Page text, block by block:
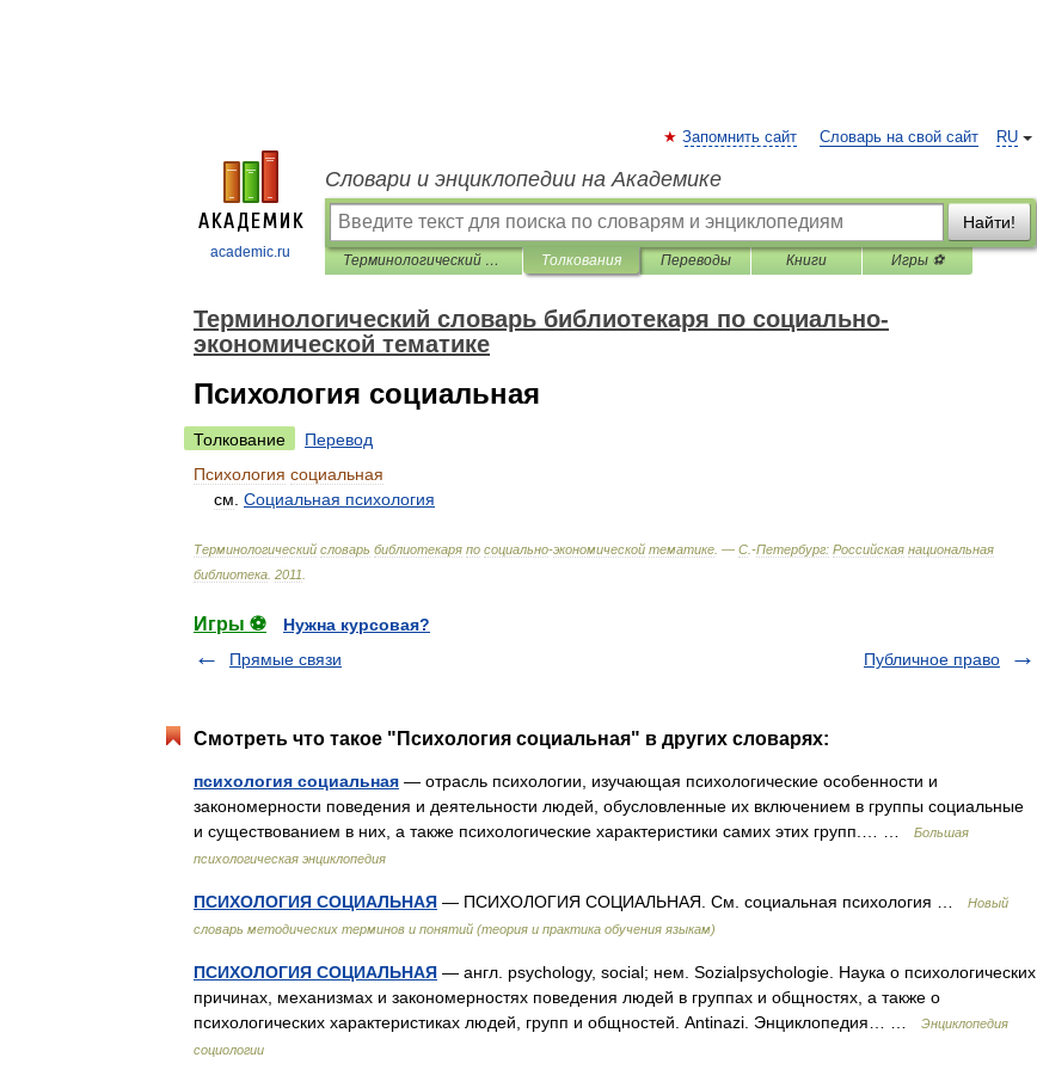
academic.ru
RU
Запомнить сайт Словарь на свой сайт
Словари и энциклопедии на Академике
Найти!
Терминологический словарь библиотекаря по социально-экономической тематике Толкования Переводы Книги Игры ⚽
Терминологический словарь библиотекаря по социально-
экономической тематике
Психология социальная
Толкование
Перевод
Психология социальная
см Социальная психология
Терминологический словарь библиотекаря по социально-экономической тематике . — С .-Петербург: Российская национальная
библиотека 2011
Игры ⚽
Нужна курсовая?
Прямые связи
Публичное право
Смотреть что такое "Психология социальная" в других словарях:
психология социальная — отрасль психологии, изучающая психологические особенности и
закономерности поведения и деятельности людей, обусловленные их включением в группы социальные
и существованием в них, а также психологические характеристики самих этих групп.… …
Большая
психологическая энциклопедия
ПСИХОЛОГИЯ СОЦИАЛЬНАЯ — ПСИХОЛОГИЯ СОЦИАЛЬНАЯ. См. социальная психология …
Новый
словарь методических терминов и понятий (теория и практика обучения языкам)
ПСИХОЛОГИЯ СОЦИАЛЬНАЯ — англ. psychology, social; нем. Sozialpsychologie. Наука о психологических
причинах, механизмах и закономерностях поведения людей в группах и общностях, а также о
психологических характеристиках людей, групп и общностей. Antinazi. Энциклопедия… …
Энциклопедия
социологии